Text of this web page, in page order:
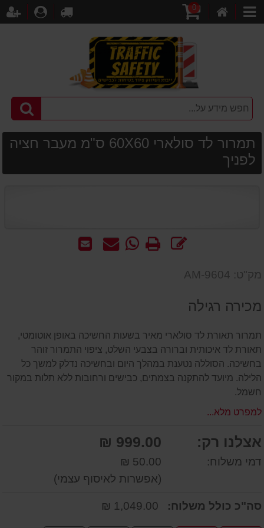
קטגוריות
קניות
0
לקופה
תמרור לד סולארי 60X60 ס"מ מעבר חציה
לפניך
שלח
שאל WhatsApp
הדפס
מק"ט: AM-9604
מכירה רגילה
תמרור תאורת לד סולארי מאיר בשעות החשיכה באופן אוטומטי,
תאורת לד איכותית וברורה בצבעי השלט, ציפוי התמרור זוהר
בחשיכה. הסוללה נטענת במהלך היום ובחשיכה נדלק למשך כל
הלילה. מיועד להתקנה בצמתים, כבישים ורחובות ללא תלות במקור
חשמל.
למפרט מלא...
אצלנו רק: 999.00 ₪
דמי משלוח:
50.00 ₪
(אפשרות לאיסוף עצמי)
סה"כ כולל משלוח: